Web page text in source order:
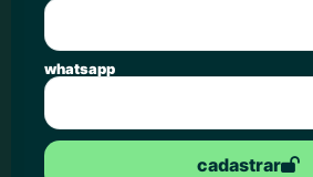
whatsapp
cadastrar